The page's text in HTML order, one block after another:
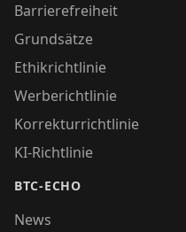
Barrierefreiheit
Grundsätze
Ethikrichtlinie
Werberichtlinie
Korrekturrichtlinie
KI-Richtlinie
BTC-ECHO
News